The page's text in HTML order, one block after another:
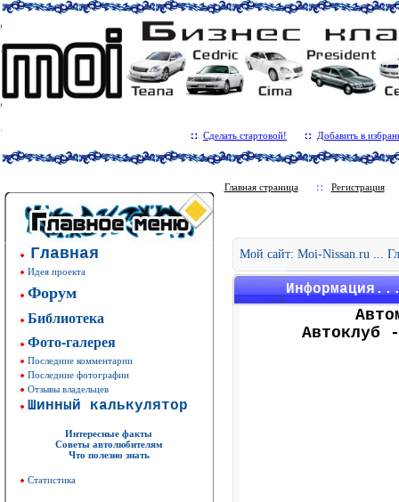
Сделать стартовой! Добавить в
Главная
Идея проекта
Форум
Библиотека
Фото-галерея
Последние комментарии
Последние фотографии
Отзывы владельцев
Шинный калькулятор
Интересные факты
Советы автолюбителям
Что полезно знать
Статистика
Главная страница Регистрация
Мой сайт: Moi-Nissan.ru ...
Автоклуб